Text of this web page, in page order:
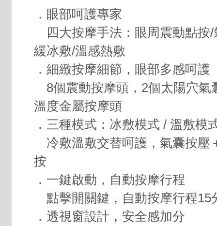
．眼部呵護專家
四大按摩手法：眼周震動點按/
緩冰敷/溫感熱敷
．細緻按摩細節，眼部多感呵護
8個震動按摩頭，2個太陽穴氣
溫度金屬按摩頭
．三種模式：冰敷模式 / 溫敷模
冷敷溫敷交替呵護，氣囊按壓
按
．一鍵啟動，自動按摩行程
點擊開關鍵，自動按摩行程15
．透視窗設計，安全感加分